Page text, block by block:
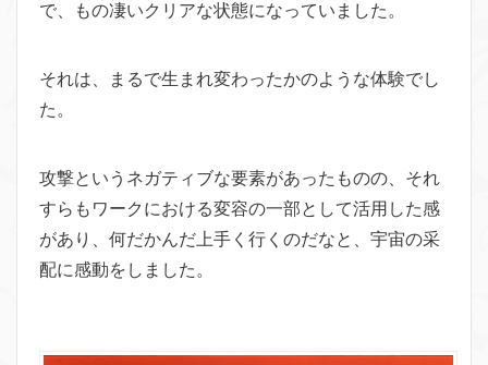
で、もの凄いクリアな状態になっていました。
それは、まるで生まれ変わったかのような体験でし
た。
攻撃というネガティブな要素があったものの、それ
すらもワークにおける変容の一部として活用した感
があり、何だかんだ上手く行くのだなと、宇宙の采
配に感動をしました。